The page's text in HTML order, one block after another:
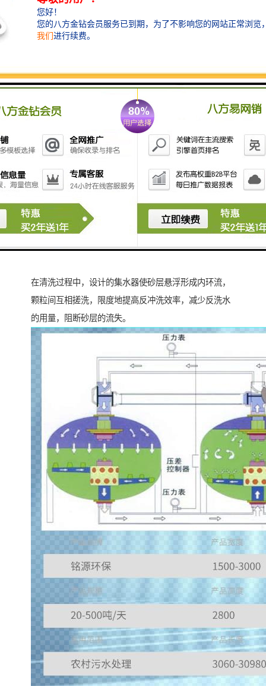
在清洗过程中，设计的集水器使砂层悬浮形成内环流，
颗粒间互相搓洗，限度地提高反冲洗效率，减少反洗水
的用量，阻断砂层的流失。